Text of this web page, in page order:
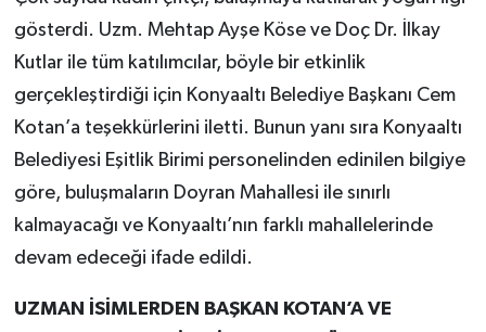
gösterdi. Uzm. Mehtap Ayşe Köse ve Doç Dr. İlkay
Kutlar ile tüm katılımcılar, böyle bir etkinlik
gerçekleştirdiği için Konyaaltı Belediye Başkanı Cem
Kotan’a teşekkürlerini iletti. Bunun yanı sıra Konyaaltı
Belediyesi Eşitlik Birimi personelinden edinilen bilgiye
göre, buluşmaların Doyran Mahallesi ile sınırlı
kalmayacağı ve Konyaaltı’nın farklı mahallelerinde
devam edeceği ifade edildi.
UZMAN İSİMLERDEN BAŞKAN KOTAN’A VE